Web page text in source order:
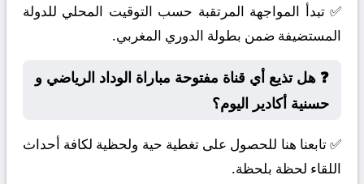
✅ تبدأ المواجهة المرتقبة حسب التوقيت المحلي للدولة
المستضيفة ضمن بطولة الدوري المغربي.
❓ هل تذيع أي قناة مفتوحة مباراة الوداد الرياضي و
حسنية أكادير اليوم؟
✅ تابعنا هنا للحصول على تغطية حية ولحظية لكافة أحداث
اللقاء لحظة بلحظة.